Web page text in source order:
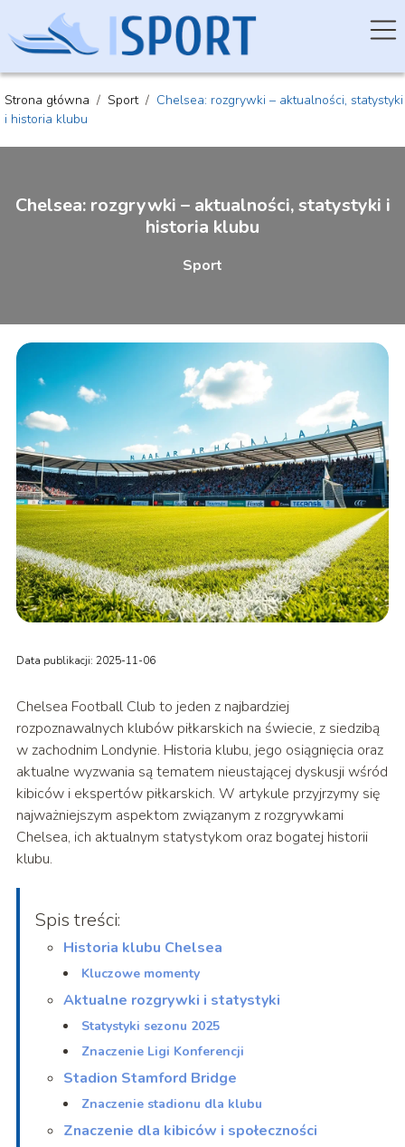
Strona główna / Sport / Chelsea: rozgrywki – aktualności, statystyki
i historia klubu
Chelsea: rozgrywki – aktualności, statystyki i
historia klubu
Sport
Data publikacji: 2025-11-06
Chelsea Football Club to jeden z najbardziej
rozpoznawalnych klubów piłkarskich na świecie, z siedzibą
w zachodnim Londynie. Historia klubu, jego osiągnięcia oraz
aktualne wyzwania są tematem nieustającej dyskusji wśród
kibiców i ekspertów piłkarskich. W artykule przyjrzymy się
najważniejszym aspektom związanym z rozgrywkami
Chelsea, ich aktualnym statystykom oraz bogatej historii
klubu.
Spis treści:
Historia klubu Chelsea
Kluczowe momenty
Aktualne rozgrywki i statystyki
Statystyki sezonu 2025
Znaczenie Ligi Konferencji
Stadion Stamford Bridge
Znaczenie stadionu dla klubu
Znaczenie dla kibiców i społeczności